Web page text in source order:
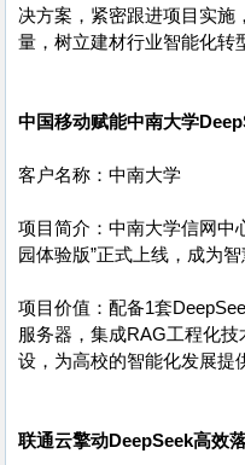
决方案，紧密跟进项目实施
量，树立建材行业智能化转
中国移动赋能中南大学
客户名称：中南大学
项目简介：中南大学信网中
园体验版”正式上线，成为智
项目价值：配备1套
服务器，集成RAG工程化
设，为高校的智能化发展提
联通云擎动DeepSeek高效